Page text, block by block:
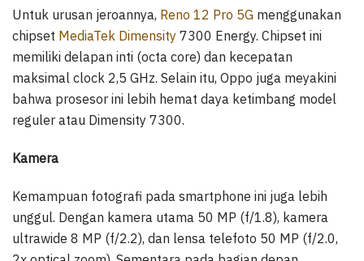
Untuk urusan jeroannya, Reno 12 Pro 5G menggunakan
chipset MediaTek Dimensity 7300 Energy. Chipset ini
memiliki delapan inti (octa core) dan kecepatan
maksimal clock 2,5 GHz. Selain itu, Oppo juga meyakini
bahwa prosesor ini lebih hemat daya ketimbang model
reguler atau Dimensity 7300.
Kamera
Kemampuan fotografi pada smartphone ini juga lebih
unggul. Dengan kamera utama 50 MP (f/1.8), kamera
ultrawide 8 MP (f/2.2), dan lensa telefoto 50 MP (f/2.0,